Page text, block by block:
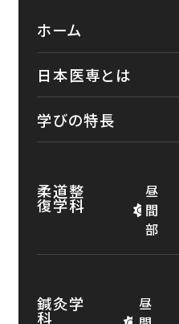
ホーム
日本医専とは
学びの特長
柔道整
復学科
昼
間
部
鍼灸学
科
昼